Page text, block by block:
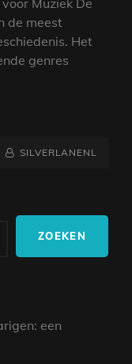
Muziek De
de meest
Het
genres
NAAMREGEL
BYLINE
SILVERLANENL
ZOEKEN
een